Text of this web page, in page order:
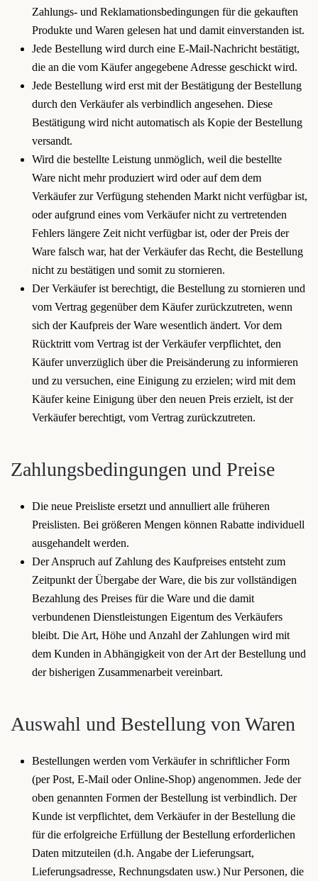
Zahlungs- und Reklamationsbedingungen für die gekauften
Produkte und Waren gelesen hat und damit einverstanden ist.
Jede Bestellung wird durch eine E-Mail-Nachricht bestätigt,
die an die vom Käufer angegebene Adresse geschickt wird.
Jede Bestellung wird erst mit der Bestätigung der Bestellung
durch den Verkäufer als verbindlich angesehen. Diese
Bestätigung wird nicht automatisch als Kopie der Bestellung
versandt.
Wird die bestellte Leistung unmöglich, weil die bestellte
Ware nicht mehr produziert wird oder auf dem dem
Verkäufer zur Verfügung stehenden Markt nicht verfügbar ist,
oder aufgrund eines vom Verkäufer nicht zu vertretenden
Fehlers längere Zeit nicht verfügbar ist, oder der Preis der
Ware falsch war, hat der Verkäufer das Recht, die Bestellung
nicht zu bestätigen und somit zu stornieren.
Der Verkäufer ist berechtigt, die Bestellung zu stornieren und
vom Vertrag gegenüber dem Käufer zurückzutreten, wenn
sich der Kaufpreis der Ware wesentlich ändert. Vor dem
Rücktritt vom Vertrag ist der Verkäufer verpflichtet, den
Käufer unverzüglich über die Preisänderung zu informieren
und zu versuchen, eine Einigung zu erzielen; wird mit dem
Käufer keine Einigung über den neuen Preis erzielt, ist der
Verkäufer berechtigt, vom Vertrag zurückzutreten.
Zahlungsbedingungen und Preise
Die neue Preisliste ersetzt und annulliert alle früheren
Preislisten. Bei größeren Mengen können Rabatte individuell
ausgehandelt werden.
Der Anspruch auf Zahlung des Kaufpreises entsteht zum
Zeitpunkt der Übergabe der Ware, die bis zur vollständigen
Bezahlung des Preises für die Ware und die damit
verbundenen Dienstleistungen Eigentum des Verkäufers
bleibt. Die Art, Höhe und Anzahl der Zahlungen wird mit
dem Kunden in Abhängigkeit von der Art der Bestellung und
der bisherigen Zusammenarbeit vereinbart.
Auswahl und Bestellung von Waren
Bestellungen werden vom Verkäufer in schriftlicher Form
(per Post, E-Mail oder Online-Shop) angenommen. Jede der
oben genannten Formen der Bestellung ist verbindlich. Der
Kunde ist verpflichtet, dem Verkäufer in der Bestellung die
für die erfolgreiche Erfüllung der Bestellung erforderlichen
Daten mitzuteilen (d.h. Angabe der Lieferungsart,
Lieferungsadresse, Rechnungsdaten usw.) Nur Personen, die